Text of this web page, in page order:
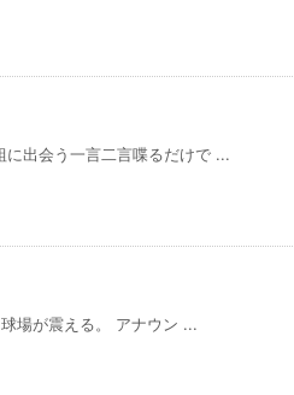
出会う一言二言喋るだけで ...
場が震える。 アナウン ...